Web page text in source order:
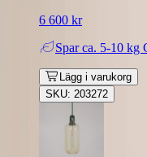
6 600 kr
Spar ca. 5-10 kg
Lägg i varukorg
SKU: 203272